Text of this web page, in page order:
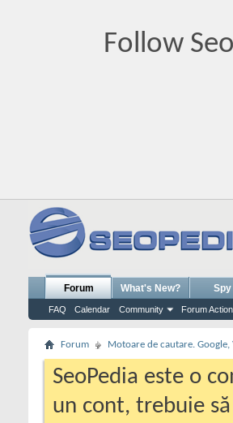
Follow
Forum
FAQ Calendar Community Forum
What's New? Spy
Forum Motoare de cautare. Google,
SeoPedia este o
un cont, trebuie